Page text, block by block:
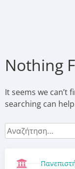
Nothing
It seems we can’t
searching can